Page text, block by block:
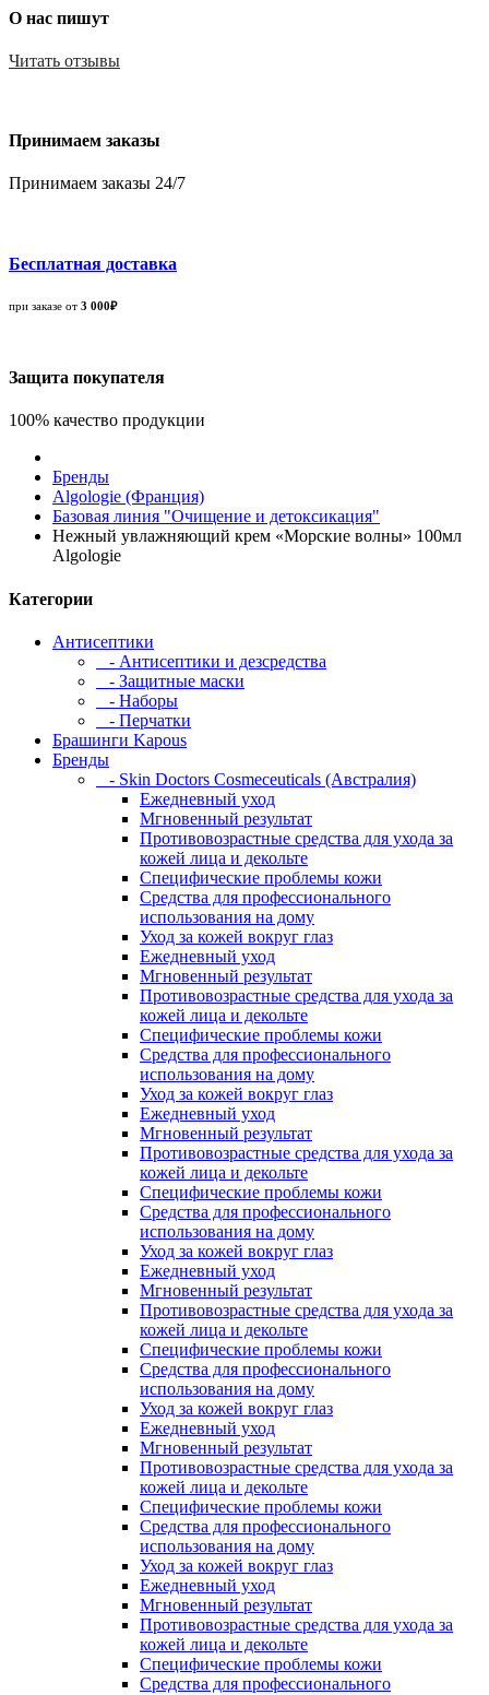
О нас пишут
Читать отзывы
Принимаем заказы
Принимаем заказы 24/7
Бесплатная доставка
при заказе от 3 000₽
Защита покупателя
100% качество продукции
Бренды
Algologie (Франция)
Базовая линия "Очищение и детоксикация"
Нежный увлажняющий крем «Морские волны» 100мл
Algologie
Категории
Антисептики
- Антисептики и дезсредства
- Защитные маски
- Наборы
- Перчатки
Брашинги Kapous
Бренды
- Skin Doctors Cosmeceuticals (Австралия)
Ежедневный уход
Мгновенный результат
Противовозрастные средства для ухода за
кожей лица и декольте
Специфические проблемы кожи
Средства для профессионального
использования на дому
Уход за кожей вокруг глаз
Ежедневный уход
Мгновенный результат
Противовозрастные средства для ухода за
кожей лица и декольте
Специфические проблемы кожи
Средства для профессионального
использования на дому
Уход за кожей вокруг глаз
Ежедневный уход
Мгновенный результат
Противовозрастные средства для ухода за
кожей лица и декольте
Специфические проблемы кожи
Средства для профессионального
использования на дому
Уход за кожей вокруг глаз
Ежедневный уход
Мгновенный результат
Противовозрастные средства для ухода за
кожей лица и декольте
Специфические проблемы кожи
Средства для профессионального
использования на дому
Уход за кожей вокруг глаз
Ежедневный уход
Мгновенный результат
Противовозрастные средства для ухода за
кожей лица и декольте
Специфические проблемы кожи
Средства для профессионального
использования на дому
Уход за кожей вокруг глаз
Ежедневный уход
Мгновенный результат
Противовозрастные средства для ухода за
кожей лица и декольте
Специфические проблемы кожи
Средства для профессионального